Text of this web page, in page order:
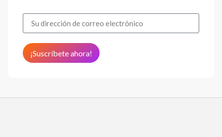
¡Suscríbete ahora!